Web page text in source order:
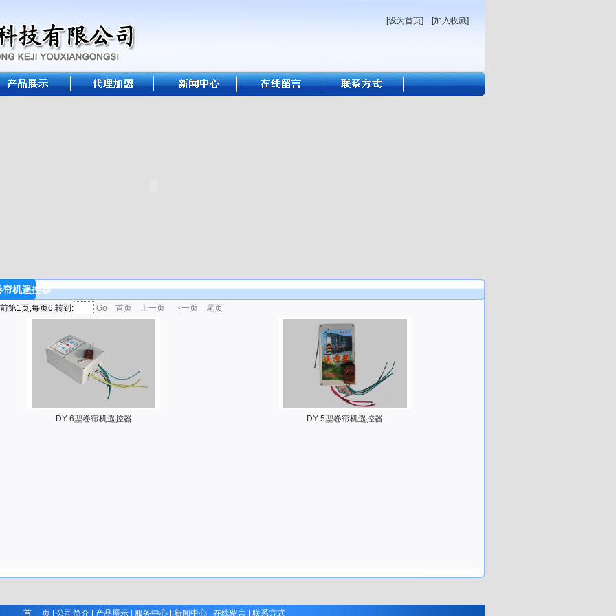
[设为首页] [加入收藏]
帘机遥控器
第1页,每页6,转到: Go 首页 上一页 下一页 尾页
DY-6型卷帘机遥控器 DY-5型卷帘机遥控器
首 页| 公司简介| 产品展示| 服务中心| 新闻中心| 在线留言| 联系方式